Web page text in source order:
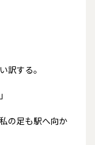
訳する。
の足も駅へ向か